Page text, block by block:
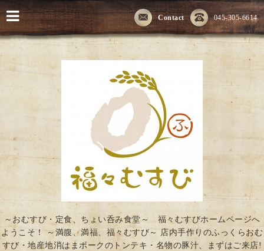
045-305-6614
Contact
～おむすび・定食、ちょい呑み食堂～ 福々むすびホームページへ
ようこそ！ ～満腹、満福、福々むすび～ 店内手作りのふっくらおむ
すび・地産地消はまポークのトンテキ・名物の豚汁、まずはご来店!